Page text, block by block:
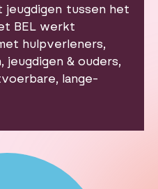
tussen het
BEL werkt
hulpverleners,
jeugdigen & ouders,
lange-